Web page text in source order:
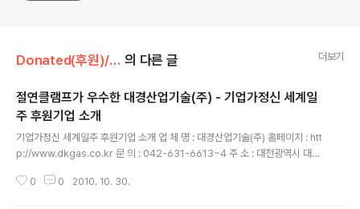
Donated(후원)/후원기업 의 다른 글 더보기
절연클램프가 우수한 대경산업기술(주) - 기업가정신 세계일
주 후원기업 소개
기업가정신 세계일주 후원기업 소개 업 체 명 : 대경산업기술(주) 홈페이지 : htt
p://www.dkgas.co.kr 문 의 : 042-631-6613~4 주 소 : 대전광역시 대덕
자재, 볼밸브, 가스메타기, 차량보호대 등 배관용 절연클램프 ※ 제품 특징 도시
0 0 2010. 10. 30.